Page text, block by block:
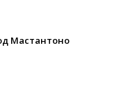
Мастантоно